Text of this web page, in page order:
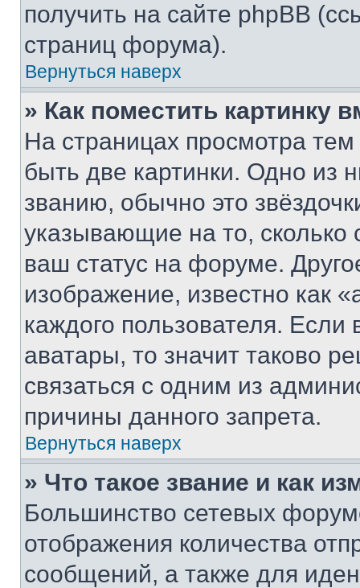
получить на сайте phpBB
страниц форума).
Вернуться наверх
» Как поместить картинку
На страницах просмотра
быть две картинки. Одно из
званию, обычно это
указывающие на то,
ваш статус на форуме.
изображение, известно как
каждого пользователя.
аватары, то значит таково
связаться с одним из
причины данного запрета.
Вернуться наверх
» Что такое звание и как
Большинство сетевых
отображения количества
сообщений, а также для